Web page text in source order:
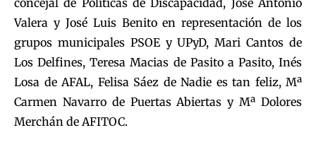
concejal de Políticas de Discapacidad, José Antonio
Valera y José Luis Benito en representación de los
grupos municipales PSOE y UPyD, Mari Cantos de
Los Delfines, Teresa Macias de Pasito a Pasito, Inés
Losa de AFAL, Felisa Sáez de Nadie es tan feliz, Mª
Carmen Navarro de Puertas Abiertas y Mª Dolores
Merchán de AFITOC.